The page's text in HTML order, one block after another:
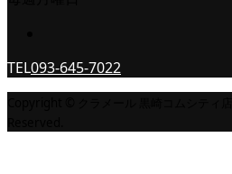
TEL093-645-7022